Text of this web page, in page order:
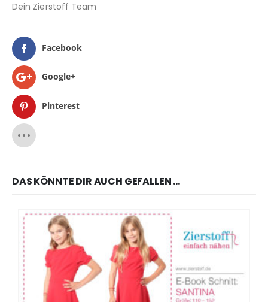
Dein Zierstoff Team
Facebook
Google+
Pinterest
DAS KÖNNTE DIR AUCH GEFALLEN …